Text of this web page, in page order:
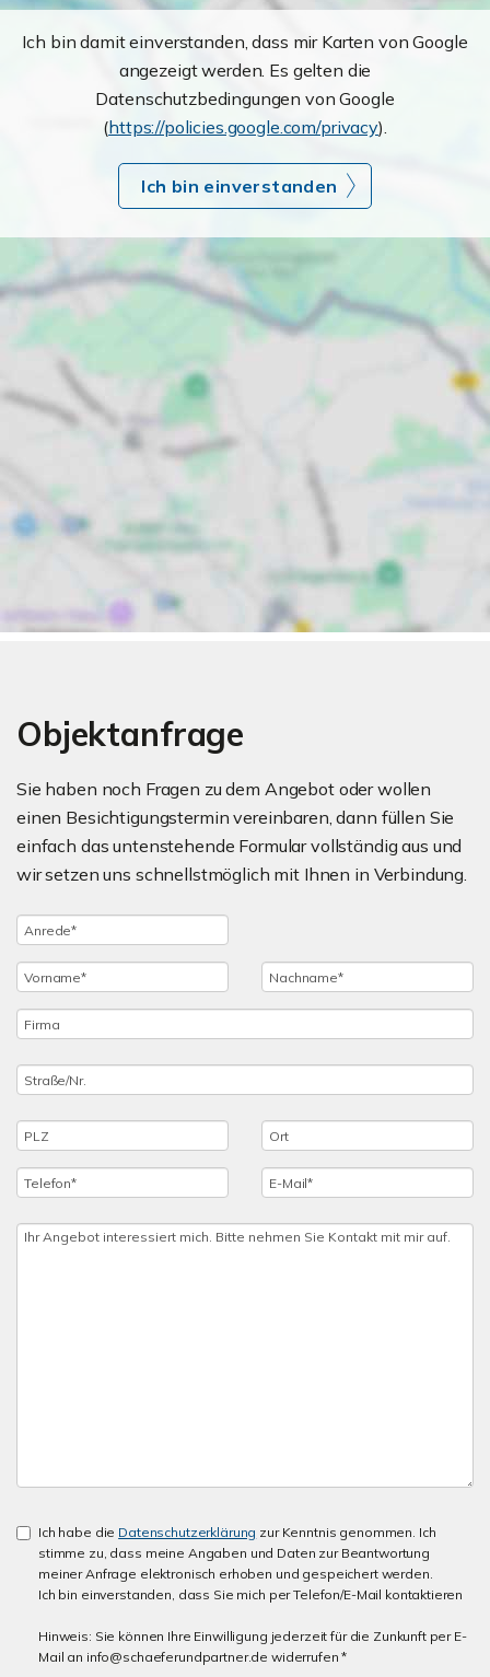
Ich bin damit einverstanden, dass mir Karten von Google
angezeigt werden. Es gelten die
Datenschutzbedingungen von Google
(https://policies.google.com/privacy).
Ich bin einverstanden
Objektanfrage
Sie haben noch Fragen zu dem Angebot oder wollen
einen Besichtigungstermin vereinbaren, dann füllen Sie
einfach das untenstehende Formular vollständig aus und
wir setzen uns schnellstmöglich mit Ihnen in Verbindung.
Ich habe die Datenschutzerklärung zur Kenntnis genommen. Ich
stimme zu, dass meine Angaben und Daten zur Beantwortung
meiner Anfrage elektronisch erhoben und gespeichert werden.
Ich bin einverstanden, dass Sie mich per Telefon/E-Mail kontaktieren
Hinweis: Sie können Ihre Einwilligung jederzeit für die Zunkunft per E-
Mail an info@schaeferundpartner.de widerrufen *